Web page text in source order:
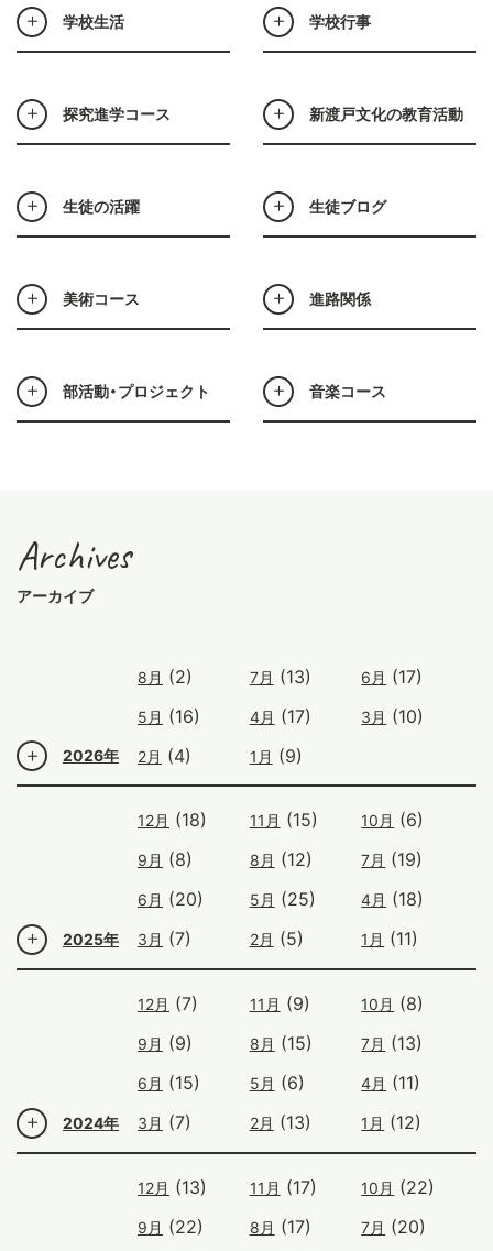
学校生活 学校行事
探究進学コース 新渡戸文化の教育活動
生徒の活躍 生徒ブログ
美術コース 進路関係
部活動・プロジェクト 音楽コース
Archives
アーカイブ
2026年
8月 (2) 7月 (13) 6月 (17)
5月 (16) 4月 (17) 3月 (10)
2月 (4) 1月 (9)
2025年
12月 (18) 11月 (15) 10月 (6)
9月 (8) 8月 (12) 7月 (19)
6月 (20) 5月 (25) 4月 (18)
3月 (7) 2月 (5) 1月 (11)
2024年
12月 (7) 11月 (9) 10月 (8)
9月 (9) 8月 (15) 7月 (13)
6月 (15) 5月 (6) 4月 (11)
3月 (7) 2月 (13) 1月 (12)
12月 (13) 11月 (17) 10月 (22)
9月 (22) 8月 (17) 7月 (20)